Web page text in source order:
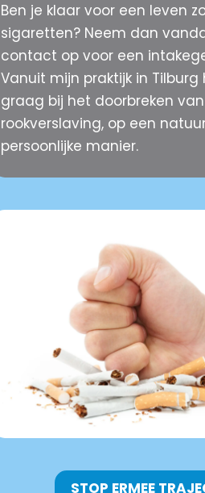
Ben je klaar voor een leven
sigaretten? Neem dan
contact op voor een
Vanuit mijn praktijk in Tilburg
graag bij het doorbreken
rookverslaving, op een
persoonlijke manier.
STOP ERMEE